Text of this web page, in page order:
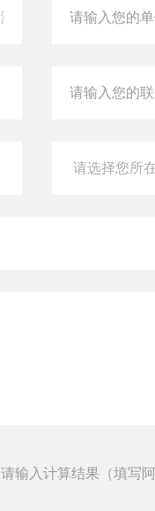
请输入计算结果（填写